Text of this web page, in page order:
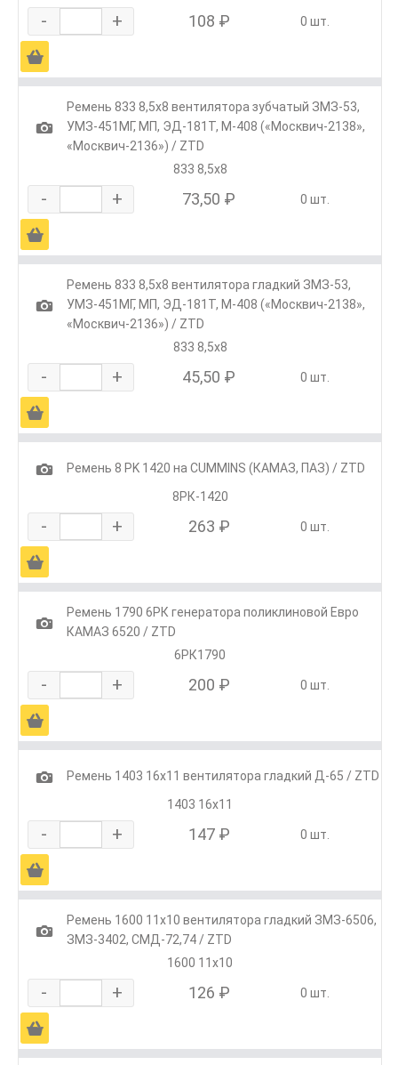
- + 108 ₽ 0 шт.
Ä
1
Ремень 833 8,5х8 вентилятора зубчатый ЗМЗ-53,
УМЗ-451МГ, МП, ЭД-181Т, М-408 («Москвич-2138»,
«Москвич-2136») / ZTD
833 8,5х8
- + 73,50 ₽ 0 шт.
Ä
1
Ремень 833 8,5х8 вентилятора гладкий ЗМЗ-53,
УМЗ-451МГ, МП, ЭД-181Т, М-408 («Москвич-2138»,
«Москвич-2136») / ZTD
833 8,5х8
- + 45,50 ₽ 0 шт.
Ä
1
Ремень 8 РK 1420 на CUMMINS (КАМАЗ, ПАЗ) / ZTD
8РК-1420
- + 263 ₽ 0 шт.
Ä
1
Ремень 1790 6РК генератора поликлиновой Евро
КАМАЗ 6520 / ZTD
6РК1790
- + 200 ₽ 0 шт.
Ä
1
Ремень 1403 16x11 вентилятора гладкий Д-65 / ZTD
1403 16х11
- + 147 ₽ 0 шт.
Ä
1
Ремень 1600 11х10 вентилятора гладкий ЗМЗ-6506,
ЗМЗ-3402, СМД-72,74 / ZTD
1600 11х10
- + 126 ₽ 0 шт.
Ä